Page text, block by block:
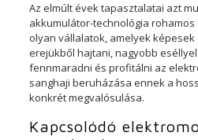
Az elmúlt évek tapasztalatai azt
akkumulátor-technológia
olyan vállalatok, amelyek
erejükből hajtani, nagyobb
fennmaradni és profitálni az
sanghaji beruházása ennek a
konkrét megvalósulása.
Kapcsolódó